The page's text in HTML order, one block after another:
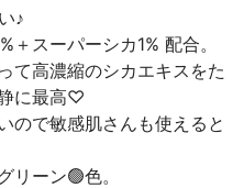
♪
スーパーシカ1% 配合。
て高濃縮のシカエキスをた
に最高♡
ので敏感肌さんも使えると
リーン🟢色。